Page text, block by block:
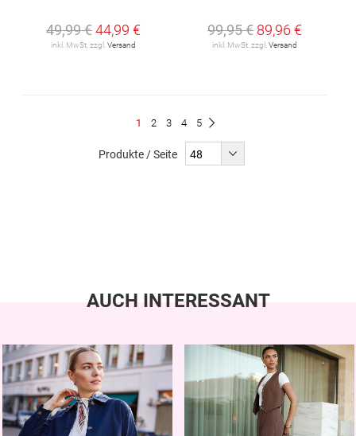
49,99 €44,99 €
inkl. MwSt. zzgl. Versand
99,95 € 89,96 €
inkl. MwSt. zzgl. Versand
Du
1 Seite
2 Seite
3 Seite
4 Seite
5
Produkte / Seite
AUCH INTERESSANT